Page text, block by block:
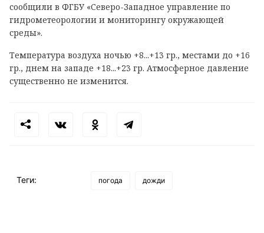
сообщили в ФГБУ «Северо-Западное управление по
гидрометеорологии и мониторингу окружающей
среды».
Температура воздуха ночью +8...+13 гр., местами до +16
гр., днем на западе +18...+23 гр. Атмосферное давление
существенно не изменится.
Теги: погода дожди